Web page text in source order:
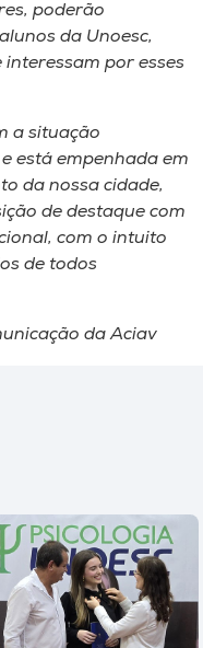
poderão
da Unoesc,
por esses
a situação
está empenhada em
da nossa cidade,
de destaque com
com o intuito
de todos
da Aciav